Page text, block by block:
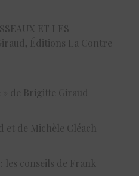
ET LES
Éditions La Contre-
de Brigitte Giraud
et de Michèle Cléach
les conseils de Frank